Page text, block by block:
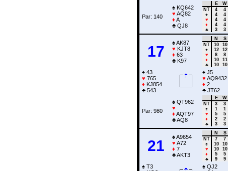
Par: 140
♠ KQ642
♥ AQ82
♦ A
♣ QJ8
E
W
NT
4
4
♠
4
4
♥
4
4
♦
4
4
♣
3 3
17
♠AK87
♥ KJT8
♦ 63
♣ K97
N
S
NT
10
10
♠
12
12
♥
8
8
♦
10
11
♣
10 10
♠ 43
♥ 765
♦ KJ854
♣ 543
♠ J5
♥ AQ9432
♦ 2
♣ JT62
Par: 980
♠ QT962
♥
♦ AQT97
♣AQ8
E
W
NT
3
3
♠
1
1
♥
5
5
♦
2
2
♣
3 3
21
♠A9654
♥ A72
♦ 7
♣AKT3
N
S
NT
7
7
♠
10
10
♥
10
10
♦
5
5
♣
9 9
♠ T3
♠ QJ2